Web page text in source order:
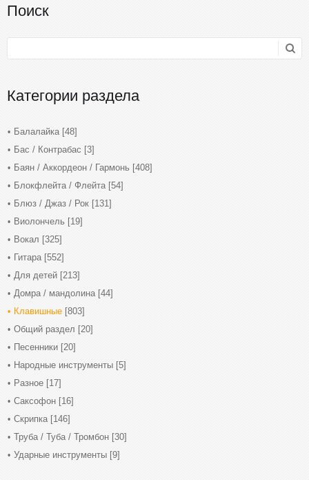
Поиск
Категории раздела
Балалайка [48]
Бас / Контрабас [3]
Баян / Аккордеон / Гармонь [408]
Блокфлейта / Флейта [54]
Блюз / Джаз / Рок [131]
Виолончель [19]
Вокал [325]
Гитара [552]
Для детей [213]
Домра / мандолина [44]
Клавишные [803]
Общий раздел [20]
Песенники [20]
Народные инструменты [5]
Разное [17]
Саксофон [16]
Скрипка [146]
Труба / Туба / Тромбон [30]
Ударные инструменты [9]